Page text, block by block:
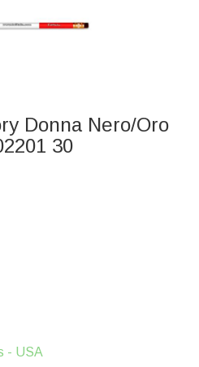
Donna Nero/Oro
30
- USA